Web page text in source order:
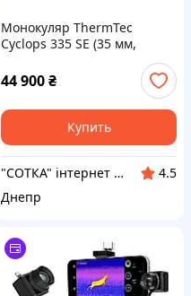
Монокуляр ThermTec
Cyclops 335 SE (35 мм,
384x288, 1800 м, NETD ≤20
мК)
44 900₴
Купить
"СОТКА" інтернет магазин
4.5
Днепр